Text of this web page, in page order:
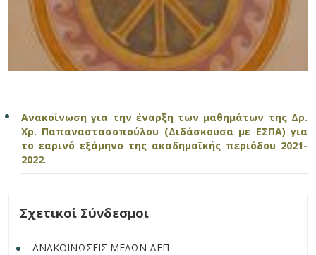
Ανακοίνωση για την έναρξη των μαθημάτων της Δρ.
Χρ. Παπαναστασοπούλου (Διδάσκουσα με ΕΣΠΑ) για
το εαρινό εξάμηνο της ακαδημαϊκής περιόδου 2021-
2022.
Σχετικοί Σύνδεσμοι
ΑΝΑΚΟΙΝΩΣΕΙΣ ΜΕΛΩΝ ΔΕΠ